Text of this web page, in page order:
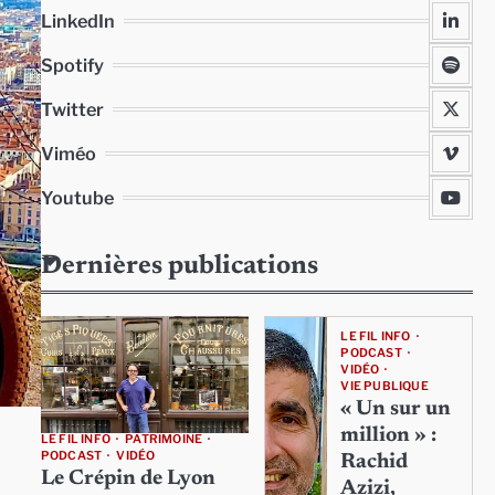
LinkedIn
Spotify
Twitter
Viméo
Youtube
Dernières publications
LE FIL INFO
PATRIMOINE
PODCAST
VIDÉO
Le Crépin de Lyon
LE FIL INFO
PODCAST
VIDÉO
VIE PUBLIQUE
« Un sur un
million » :
Rachid
Azizi,